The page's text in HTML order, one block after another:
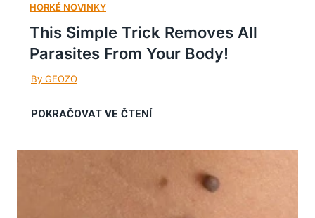
This Simple Trick Removes All
Parasites From Your Body!